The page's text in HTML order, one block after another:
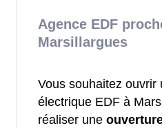
Agence EDF
Marsillargues
Vous souhaitez ouvrir
électrique EDF à
réaliser une